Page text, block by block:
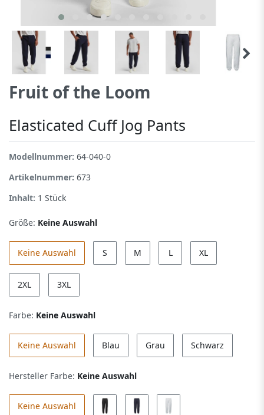
Fruit of the Loom
Elasticated Cuff Jog Pants
Modellnummer: 64-040-0
Artikelnummer: 673
Inhalt: 1 Stück
Größe: Keine Auswahl
Keine Auswahl S M L XL
2XL 3XL
Farbe: Keine Auswahl
Keine Auswahl Blau Grau Schwarz
Hersteller Farbe: Keine Auswahl
Keine Auswahl